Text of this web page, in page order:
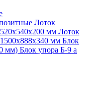
Лоток
мм Лоток
мм Блок
мм) Блок упора Б-9 а